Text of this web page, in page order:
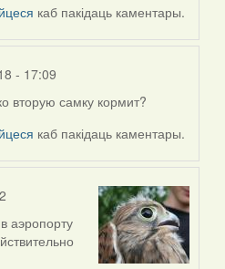
каб пакідаць каментары.
- 17:09
вторую самку кормит?
каб пакідаць каментары.
аэропорту